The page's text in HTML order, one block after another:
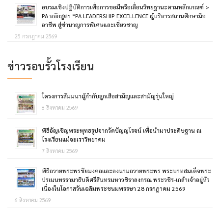
อบรมเชิงปฏิบัติการเพื่อการขอมีหรือเลื่อนวิทยฐานะตามหลักเกณฑ์ >
PA หลักสูตร “PA LEADERSHIP EXCELLENCE ผู้บริหารสถานศึกษามือ
อาชีพ สู่ซ่านาญการพิเศษและเชี่ยวชาญ
25 กรกฎาคม 2569
ข่าวรอบรั้วโรงเรียน
โครงการสัมมนาผู้กำกับลูกเสือสามัญและสามัญรุ่นใหญ่
8 สิงหาคม 2569
พิธีอัญเชิญพระพุทธรูปจากวัดปัญญโรจน์ เพื่อนำมาประดิษฐาน ณ
โรงเรียนแม่จะเราวิทยาคม
7 สิงหาคม 2569
พิธีถวายพระพรชัยมงคลและลงนามถวายพระพร พระบาทสมเด็จพระ
ปรเมนทรรามาธิบดีศรีสินทรมหาวชิราลงกรณ พระวชิร-เกล้าเจ้าอยู่หัว
เนื่องในโอกาสวันเฉลิมพระชนมพรรษา 28 กรกฎาคม 2569
6 สิงหาคม 2569